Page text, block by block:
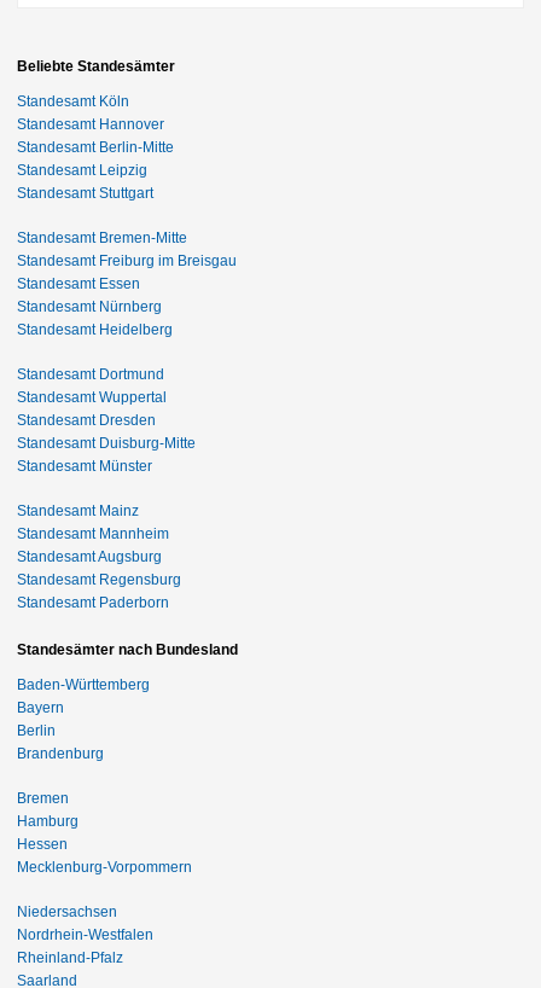
Beliebte Standesämter
Standesamt Köln
Standesamt Hannover
Standesamt Berlin-Mitte
Standesamt Leipzig
Standesamt Stuttgart
Standesamt Bremen-Mitte
Standesamt Freiburg im Breisgau
Standesamt Essen
Standesamt Nürnberg
Standesamt Heidelberg
Standesamt Dortmund
Standesamt Wuppertal
Standesamt Dresden
Standesamt Duisburg-Mitte
Standesamt Münster
Standesamt Mainz
Standesamt Mannheim
Standesamt Augsburg
Standesamt Regensburg
Standesamt Paderborn
Standesämter nach Bundesland
Baden-Württemberg
Bayern
Berlin
Brandenburg
Bremen
Hamburg
Hessen
Mecklenburg-Vorpommern
Niedersachsen
Nordrhein-Westfalen
Rheinland-Pfalz
Saarland